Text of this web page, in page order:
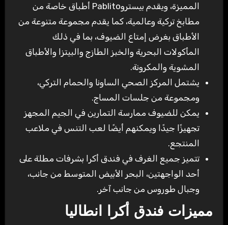
المميزة، ويقدم بيستروPablito أطباق خاصة من
مطابخ تركية وعالمية، كما يقدم مجموعة متنوعة من
الأطباق بغرض إمتاع الضيوف، بما في ذلك
المأكولات البحرية والخبز الطازج والبيتزا والأطباق
المشوية والمكرونة.
يشتمل المركز الصحي الساونا والحمام التركي،
ومجموعة من جلسات المساج.
يمكن للضيوف ممارسة التمارين في الجيم المجهز
تجهيزًا جيدًا ويمكنهم أيضًا لعب التنس في ملاعب
المنتجع.
تتميز جميع الغرف في فندق أكرا بشرفات مطلة على
أحد الواجهتين، البحر الأبيض المتوسط من جانب،
وجبال طوروس من جانب آخر.
مميزات فندق أكرا انطاليا